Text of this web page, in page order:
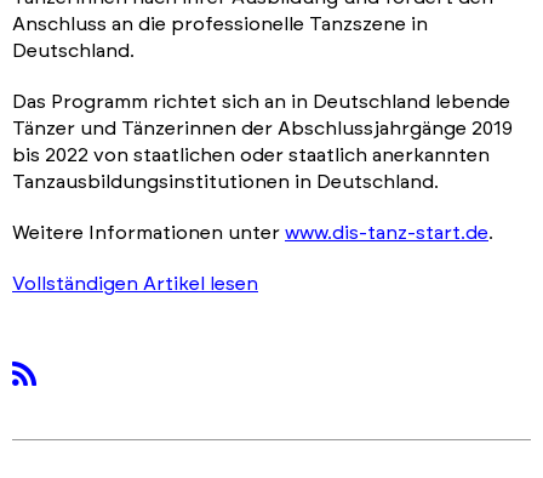
Anschluss an die professionelle Tanzszene in
Deutschland.
Das Programm richtet sich an in Deutschland lebende
Tänzer und Tänzerinnen der Abschlussjahrgänge 2019
bis 2022 von staatlichen oder staatlich anerkannten
Tanzausbildungsinstitutionen in Deutschland.
Weitere Informationen unter www.dis-tanz-start.de.
Vollständigen Artikel lesen